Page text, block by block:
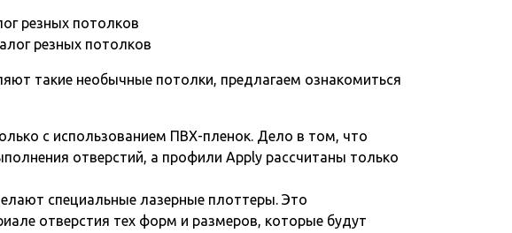
резных потолков
такие необычные потолки, предлагаем ознакомиться
с использованием ПВХ-пленок. Дело в том, что
отверстий, а профили Apply рассчитаны только
специальные лазерные плоттеры. Это
отверстия тех форм и размеров, которые будут